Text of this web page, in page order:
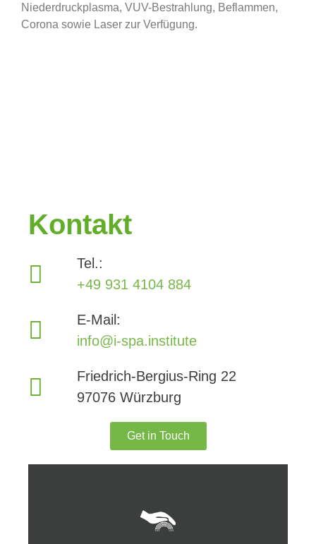
Niederdruckplasma, VUV-Bestrahlung, Beflammen,
Corona sowie Laser zur Verfügung.
Kontakt
Tel.:
+49 931 4104 884
E-Mail:
info@i-spa.institute
Friedrich-Bergius-Ring 22
97076 Würzburg
Get in Touch
Erfahren Sie mehr